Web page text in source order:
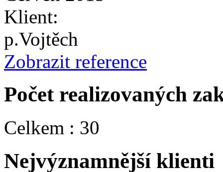
Klient:
p.Vojtěch
Zobrazit reference
Počet realizovaných
Celkem : 30
Nejvýznamnější klienti